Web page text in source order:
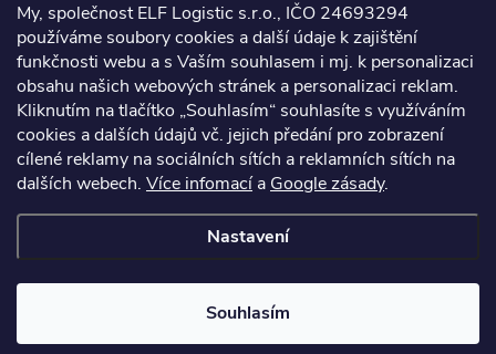
My, společnost ELF Logistic s.r.o., IČO 24693294
používáme soubory cookies a další údaje k zajištění
funkčnosti webu a s Vaším souhlasem i mj. k personalizaci
obsahu našich webových stránek a personalizaci reklam.
Kliknutím na tlačítko „Souhlasím“ souhlasíte s využíváním
cookies a dalších údajů vč. jejich předání pro zobrazení
cílené reklamy na sociálních sítích a reklamních sítích na
dalších webech. Více infomacía Google zásady.
Nastavení
Souhlasím
ZÁSILKOVNA BALÍKOVNA GLS
DPD
Přijímáme online platby
Copyright 2026Inproducts. Všechna práva vyhrazena.